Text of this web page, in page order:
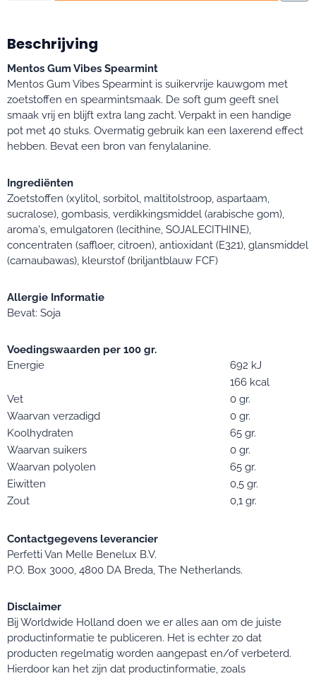
Beschrijving
Mentos Gum Vibes Spearmint
Mentos Gum Vibes Spearmint is suikervrije kauwgom met
zoetstoffen en spearmintsmaak. De soft gum geeft snel
smaak vrij en blijft extra lang zacht. Verpakt in een handige
pot met 40 stuks. Overmatig gebruik kan een laxerend effect
hebben. Bevat een bron van fenylalanine.
Ingrediënten
Zoetstoffen (xylitol, sorbitol, maltitolstroop, aspartaam,
sucralose), gombasis, verdikkingsmiddel (arabische gom),
aroma's, emulgatoren (lecithine, SOJALECITHINE),
concentraten (saffloer, citroen), antioxidant (E321), glansmiddel
(carnaubawas), kleurstof (briljantblauw FCF)
Allergie Informatie
Bevat: Soja
Voedingswaarden per 100 gr.
Energie
692 kJ
166 kcal
Vet
0 gr.
Waarvan verzadigd
0 gr.
Koolhydraten
65 gr.
Waarvan suikers
0 gr.
Waarvan polyolen
65 gr.
Eiwitten
0,5 gr.
Zout
0,1 gr.
Contactgegevens leverancier
Perfetti Van Melle Benelux B.V.
P.O. Box 3000, 4800 DA Breda, The Netherlands.
Disclaimer
Bij Worldwide Holland doen we er alles aan om de juiste
productinformatie te publiceren. Het is echter zo dat
producten regelmatig worden aangepast en/of verbeterd.
Hierdoor kan het zijn dat productinformatie, zoals